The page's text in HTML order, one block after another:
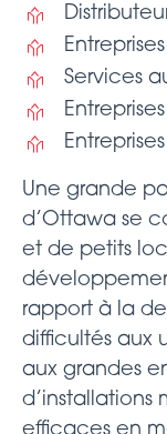
Services
Une grande
d’Ottawa se
et de petits
rapport à la
difficultés aux
aux grandes